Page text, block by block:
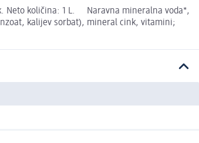
Neto količina: 1 L. Naravna mineralna voda*,
kalijev sorbat), mineral cink, vitamini;